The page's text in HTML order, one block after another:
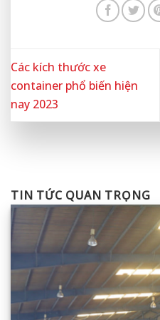
Các kích thước xe
container phổ biến hiện
nay 2023
TIN TỨC QUAN TRỌNG